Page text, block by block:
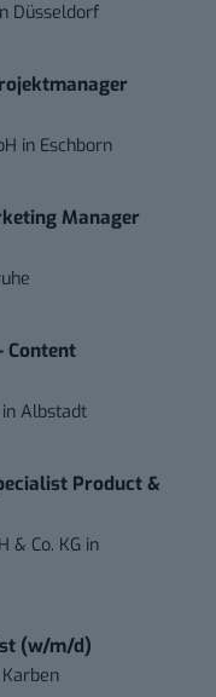
Düsseldorf
in Eschborn
Manager
Content
inAlbstadt
Product &
& Co. KG in
(w/m/d)
Karben